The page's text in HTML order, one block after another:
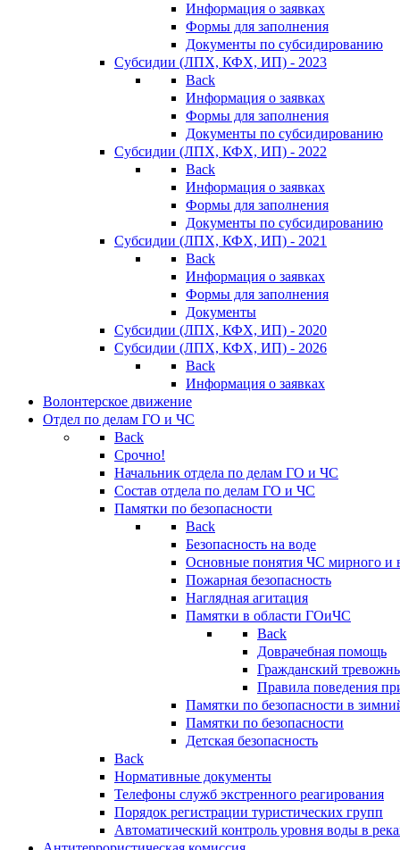
Информация о заявках
Формы для заполнения
Документы по субсидированию
Субсидии (ЛПХ, КФХ, ИП) - 2023
Back
Информация о заявках
Формы для заполнения
Документы по субсидированию
Субсидии (ЛПХ, КФХ, ИП) - 2022
Back
Информация о заявках
Формы для заполнения
Документы по субсидированию
Субсидии (ЛПХ, КФХ, ИП) - 2021
Back
Информация о заявках
Формы для заполнения
Документы
Субсидии (ЛПХ, КФХ, ИП) - 2020
Субсидии (ЛПХ, КФХ, ИП) - 2026
Back
Информация о заявках
Волонтерское движение
Отдел по делам ГО и ЧС
Back
Срочно!
Начальник отдела по делам ГО и ЧС
Состав отдела по делам ГО и ЧС
Памятки по безопасности
Back
Безопасность на воде
Основные понятия ЧС мирного и
Пожарная безопасность
Наглядная агитация
Памятки в области ГОиЧС
Back
Доврачебная помощь
Гражданский
Правила поведения
Памятки по безопасности в
Памятки по безопасности
Детская безопасность
Back
Нормативные документы
Телефоны служб экстренного реагирования
Порядок регистрации туристических групп
Автоматический контроль уровня воды в